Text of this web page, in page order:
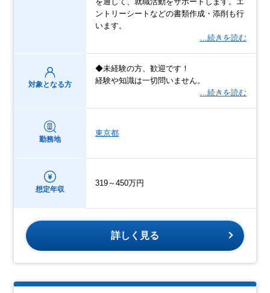
ントリーシートなどの書類作成・添削も行
います。
…続きを読む
対象となる方
◆未経験の方、歓迎です！
経験や知識は一切問いません。
…続きを読む
勤務地
東京都
想定年収
319～450万円
詳しく見る